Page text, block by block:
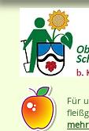
Für